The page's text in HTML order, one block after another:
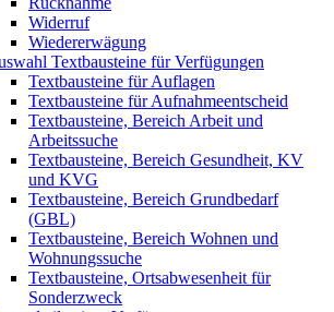
Widerruf
Wiedererwägung
Textbausteine für Verfügungen
Textbausteine für Auflagen
Textbausteine für Aufnahmeentscheid
Textbausteine, Bereich Arbeit und
Arbeitssuche
Textbausteine, Bereich Gesundheit, KV
und KVG
Textbausteine, Bereich Grundbedarf
(GBL)
Textbausteine, Bereich Wohnen und
Wohnungssuche
Textbausteine, Ortsabwesenheit für
Sonderzweck